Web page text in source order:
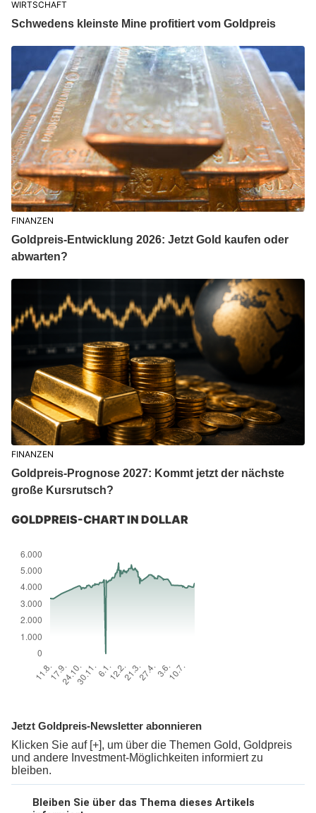
WIRTSCHAFT
Schwedens kleinste Mine profitiert vom Goldpreis
FINANZEN
Goldpreis-Entwicklung 2026: Jetzt Gold kaufen oder
abwarten?
FINANZEN
Goldpreis-Prognose 2027: Kommt jetzt der nächste
große Kursrutsch?
GOLDPREIS-CHART IN DOLLAR
Jetzt Goldpreis-Newsletter abonnieren
Klicken Sie auf [+], um über die Themen Gold, Goldpreis
und andere Investment-Möglichkeiten informiert zu
bleiben.
Bleiben Sie über das Thema dieses Artikels